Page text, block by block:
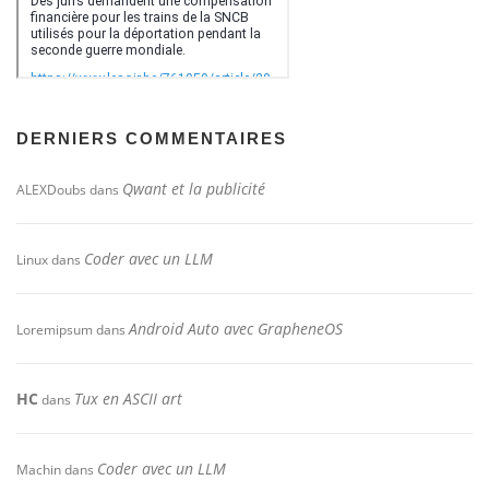
DERNIERS COMMENTAIRES
ALEXDoubs dans Qwant et la publicité
Linuxdans Coder avec un LLM
LoremipsumdansAndroid Auto avec GrapheneOS
HC dans Tux en ASCII art
Machindans Coder avec un LLM